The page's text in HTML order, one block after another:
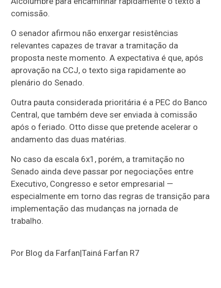
comissão.
O senador afirmou não enxergar resistências
relevantes capazes de travar a tramitação da
proposta neste momento. A expectativa é que, após
aprovação na CCJ, o texto siga rapidamente ao
plenário do Senado.
Outra pauta considerada prioritária é a PEC do Banco
Central, que também deve ser enviada à comissão
após o feriado. Otto disse que pretende acelerar o
andamento das duas matérias.
No caso da escala 6x1, porém, a tramitação no
Senado ainda deve passar por negociações entre
Executivo, Congresso e setor empresarial —
especialmente em torno das regras de transição para
implementação das mudanças na jornada de
trabalho.
Por Blog da Farfan|Tainá Farfan R7